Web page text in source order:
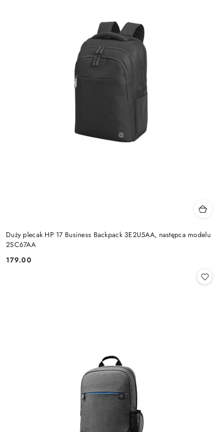
Duży plecak HP 17 Business Backpack 3E2U5AA, następca modelu
2SC67AA
Cena:
179.00